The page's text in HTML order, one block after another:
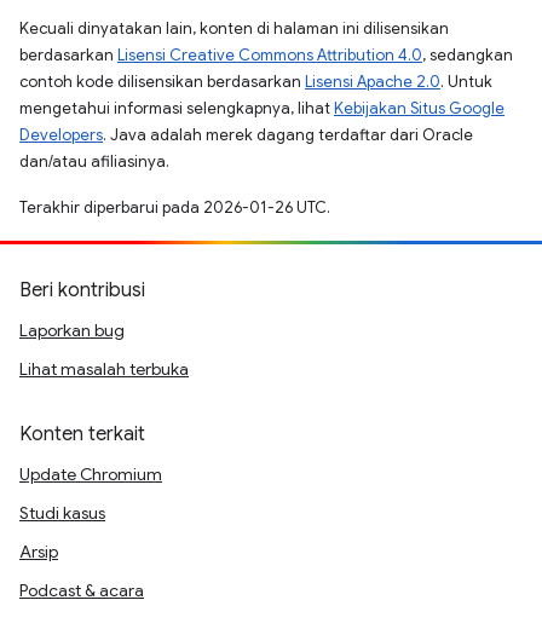
Kecuali dinyatakan lain, konten di halaman ini dilisensikan
berdasarkan Lisensi Creative Commons Attribution 4.0, sedangkan
contoh kode dilisensikan berdasarkan Lisensi Apache 2.0. Untuk
mengetahui informasi selengkapnya, lihatKebijakan Situs Google
Developers. Java adalah merek dagang terdaftar dari Oracle
dan/atau afiliasinya.
Terakhir diperbarui pada 2026-01-26 UTC.
Beri kontribusi
Laporkan bug
Lihat masalah terbuka
Konten terkait
Update Chromium
Studi kasus
Arsip
Podcast & acara